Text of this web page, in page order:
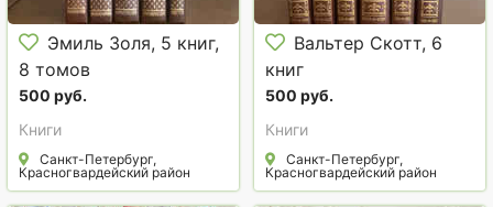
Эмиль Золя, 5 книг,
8 томов
500 руб.
Книги
Санкт-Петербург,
Красногвардейский район
Вальтер Скотт, 6
книг
500 руб.
Книги
Санкт-Петербург,
Красногвардейский район